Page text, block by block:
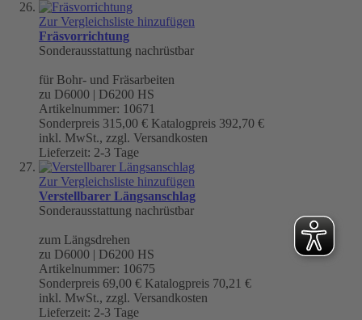
Zur Vergleichsliste hinzufügen
Fräsvorrichtung
Sonderausstattung nachrüstbar
für Bohr- und Fräsarbeiten
zu D6000 | D6200 HS
Artikelnummer: 10671
Sonderpreis 315,00 € Katalogpreis 392,70 €
inkl. MwSt., zzgl. Versandkosten
Lieferzeit: 2-3 Tage
Zur Vergleichsliste hinzufügen
Verstellbarer Längsanschlag
Sonderausstattung nachrüstbar
zum Längsdrehen
zu D6000 | D6200 HS
Artikelnummer: 10675
Sonderpreis 69,00 € Katalogpreis 70,21 €
inkl. MwSt., zzgl. Versandkosten
Lieferzeit: 2-3 Tage